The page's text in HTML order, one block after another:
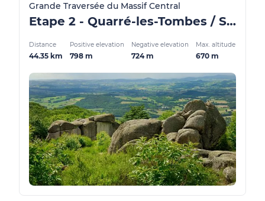
Grande Traversée du Massif Central
Etape 2 - Quarré-les-Tombes / Saulieu - GMTC Gravel
Distance
44.35 km
Positive elevation
798 m
Negative elevation
724 m
Max. altitude
670 m